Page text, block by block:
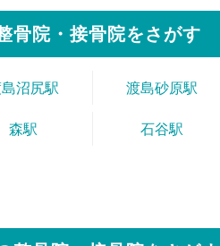
骨院・接骨院をさがす
沼尻駅 渡島砂原駅
森駅 石谷駅